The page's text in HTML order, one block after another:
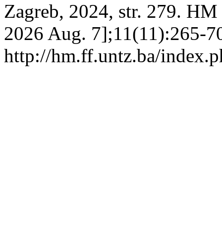
Zagreb, 2024, str. 279.
2026 Aug. 7];11(11):265-
http://hm.ff.untz.ba/